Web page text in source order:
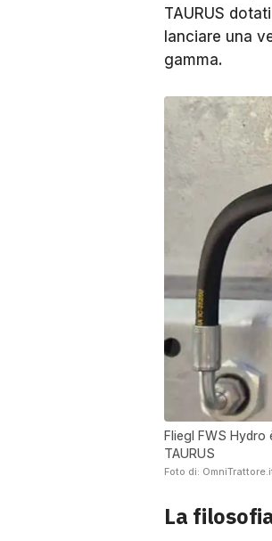
TAURUS
lanciare una
gamma.
Fliegl FWS Hydro
TAURUS
Foto di:
La